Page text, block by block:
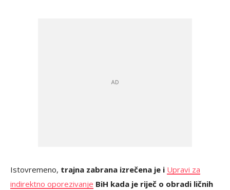
Istovremeno, trajna zabrana izrečena je i Upravi za
indirektno oporezivanje BiH kada je riječ o obradi ličnih